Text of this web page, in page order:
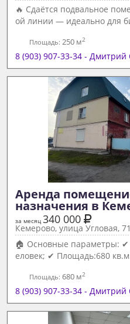
🔥 Сдаётся подвальное
ой линии — идеально для
Площадь: 250 м2
8 (903) 907-33-34 - Дмитрий
Аренда
назначения в
за месяц 340 000
Кемерово, улица Угловая, 71
🏠 Основные параметры: ✔
еловек; ✔ Площадь:680
Площадь:680 м2
8 (903) 907-33-34 - Дмитрий